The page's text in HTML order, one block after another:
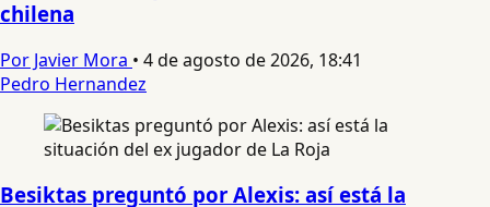
chilena
Por Javier Mora • 4 de agosto de 2026, 18:41
Pedro Hernandez
Besiktas preguntó por Alexis: así está la